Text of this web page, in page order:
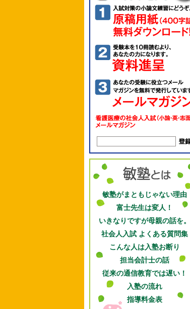
敏塾がまともじゃない理由
富士先生は変人！
いきなりですが母親の話を。
社会人入試 よくある質問集
こんな人は入塾お断り
担当会計士の話
従来の通信教育では遅い！
入塾の流れ
指導料金表